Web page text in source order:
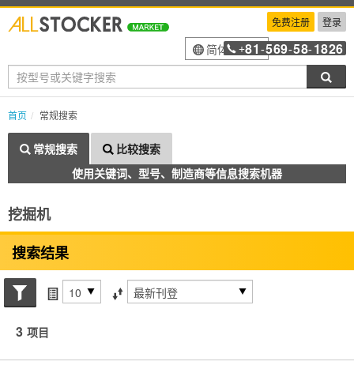
免费注册 登录
简体中文
+81 -569-58-1826
首页 常规搜索
常规搜索
比较搜索
使用关键词、型号、制造商等信息搜索机器
挖掘机
搜索结果
搜索状态每页项目 排序方式
3 项目